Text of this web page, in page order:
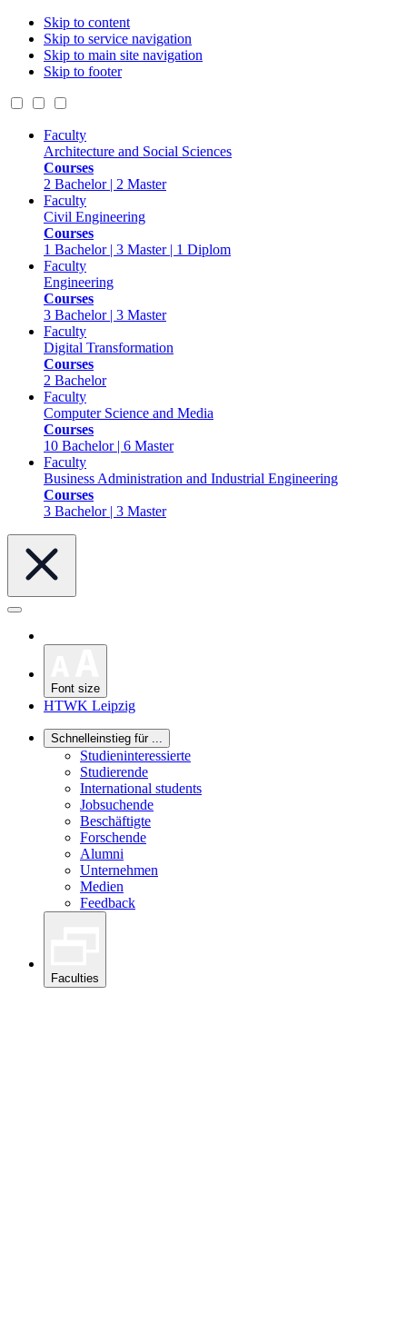
Skip to content
Skip to service navigation
Skip to main site navigation
Skip to footer
Faculty
Architecture and Social Sciences
Courses
2 Bachelor | 2 Master
Faculty
Civil Engineering
Courses
1 Bachelor | 3 Master | 1 Diplom
Faculty
Engineering
Courses
3 Bachelor | 3 Master
Faculty
Digital Transformation
Courses
2 Bachelor
Faculty
Computer Science and Media
Courses
10 Bachelor | 6 Master
Faculty
Business Administration and Industrial Engineering
Courses
3 Bachelor | 3 Master
Font size
HTWK Leipzig
Schnelleinstieg für ...
Studieninteressierte
Studierende
International students
Jobsuchende
Beschäftigte
Forschende
Alumni
Unternehmen
Medien
Feedback
Faculties